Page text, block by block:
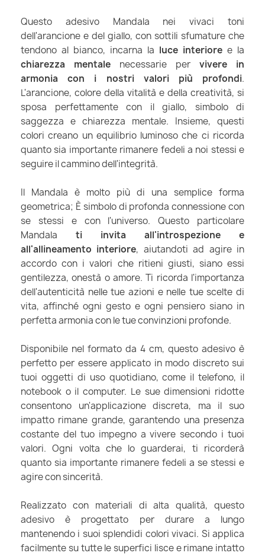
Questo adesivo Mandala nei vivaci toni
dell'arancione e del giallo, con sottili sfumature che
tendono al bianco, incarna la luce interiore e la
chiarezza mentale necessarie per vivere in
armonia con i nostri valori più profondi.
L'arancione, colore della vitalità e della creatività, si
sposa perfettamente con il giallo, simbolo di
saggezza e chiarezza mentale. Insieme, questi
colori creano un equilibrio luminoso che ci ricorda
quanto sia importante rimanere fedeli a noi stessi e
seguire il cammino dell'integrità.
Il Mandala è molto più di una semplice forma
geometrica; È simbolo di profonda connessione con
se stessi e con l'universo. Questo particolare
Mandala ti invita all'introspezione e
all'allineamento interiore, aiutandoti ad agire in
accordo con i valori che ritieni giusti, siano essi
gentilezza, onestà o amore. Ti ricorda l'importanza
dell'autenticità nelle tue azioni e nelle tue scelte di
vita, affinché ogni gesto e ogni pensiero siano in
perfetta armonia con le tue convinzioni profonde.
Disponibile nel formato da 4 cm, questo adesivo è
perfetto per essere applicato in modo discreto sui
tuoi oggetti di uso quotidiano, come il telefono, il
notebook o il computer. Le sue dimensioni ridotte
consentono un'applicazione discreta, ma il suo
impatto rimane grande, garantendo una presenza
costante del tuo impegno a vivere secondo i tuoi
valori. Ogni volta che lo guarderai, ti ricorderà
quanto sia importante rimanere fedeli a se stessi e
agire con sincerità.
Realizzato con materiali di alta qualità, questo
adesivo è progettato per durare a lungo
mantenendo i suoi splendidi colori vivaci. Si applica
facilmente su tutte le superfici lisce e rimane intatto